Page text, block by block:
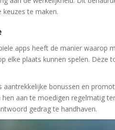
te maken.
apps heeft de manier waarop
elke plaats kunnen spelen.
bonussen en
aan te moedigen regelmatig
gedrag te handhaven.